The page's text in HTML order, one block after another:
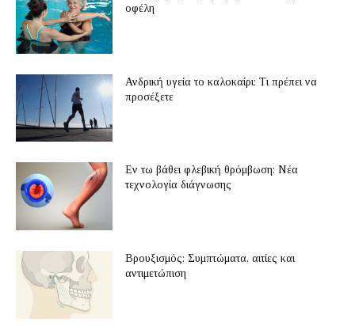
οφέλη
Ανδρική υγεία το καλοκαίρι: Τι πρέπει να
προσέξετε
Εν τω βάθει φλεβική θρόμβωση: Νέα
τεχνολογία διάγνωσης
Βρουξισμός: Συμπτώματα, αιτίες και
αντιμετώπιση